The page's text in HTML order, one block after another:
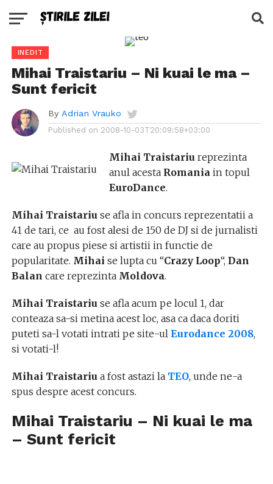
INEDIT
Mihai Traistariu – Ni kuai le ma –
Sunt fericit
By Adrian Vrauko
Published on 2008-10-03T20:09:58+03:00
Mihai Traistariureprezinta
anul acesta Romaniain topul
EuroDance.
Mihai Traistariuse afla in concurs reprezentatii a
41 de tari, ce au fost alesi de 150 de DJ si de jurnalisti
care au propus piese si artistii in functie de
popularitate. Mihai se lupta cu “Crazy Loop“, Dan
Balan care reprezinta Moldova.
Mihai Traistariuse afla acum pe locul 1, dar
conteaza sa-si metina acest loc, asa ca daca doriti
puteti sa-l votati intrati pe site-ul Eurodance 2008,
si votati-l!
Mihai Traistariua fost astazi la TEO, unde ne-a
spus despre acest concurs.
Mihai Traistariu – Ni kuai le ma
– Sunt fericit